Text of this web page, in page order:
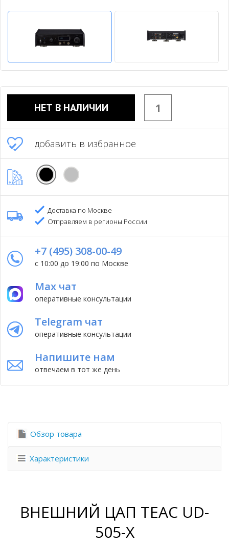
НЕТ В НАЛИЧИИ
добавить в избранное
Доставка по Москве
Отправляем в регионы России
+7 (495) 308-00-49
с 10:00 до 19:00 по Москве
Max чат
оперативные консультации
Telegram чат
оперативные консультации
Напишите нам
отвечаем в тот же день
Обзор товара
Характеристики
ВНЕШНИЙ ЦАП TEAC UD-
505-X